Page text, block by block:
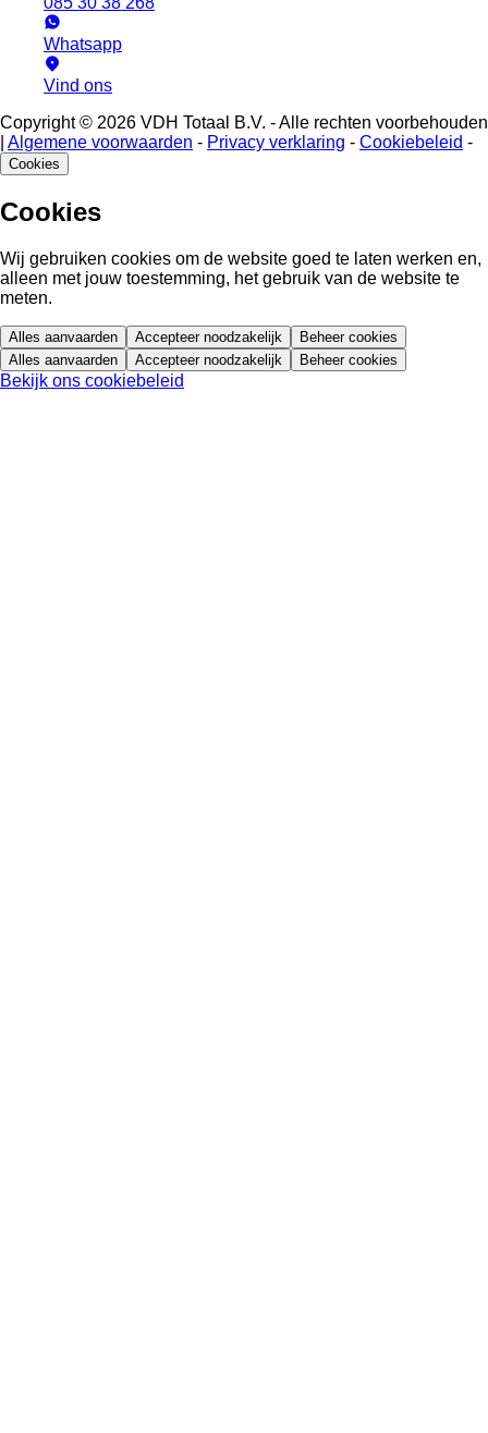
Whatsapp
Vind ons
Copyright © 2026 VDH Totaal B.V. - Alle rechten voorbehouden
Algemene voorwaarden - Privacy verklaring - Cookiebeleid -
Cookies
Cookies
Wij gebruiken cookies om de website goed te laten werken en,
alleen met jouw toestemming, het gebruik van de website te
meten.
Alles aanvaarden Accepteer noodzakelijk
Beheer cookies
Alles aanvaarden
Accepteer noodzakelijk Beheer cookies
Bekijk ons cookiebeleid